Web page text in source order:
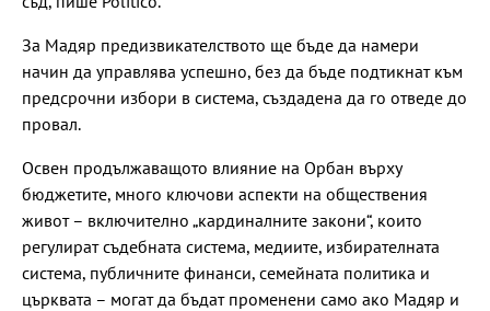
За Мадяр предизвикателството ще бъде да намери
начин да управлява успешно, без да бъде подтикнат към
предсрочни избори в система, създадена да го отведе до
провал.
Освен продължаващото влияние на Орбан върху
бюджетите, много ключови аспекти на обществения
живот – включително „кардиналните закони“, които
регулират съдебната система, медиите, избирателната
система, публичните финанси, семейната политика и
църквата – могат да бъдат променени само ако Мадяр и